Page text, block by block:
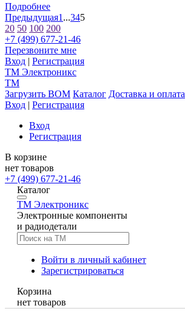
Подробнее
Предыдущая1 ...345
20 50 100 200
+7 (499) 677-21-46
Перезвоните мне
Вход | Регистрация
TM Электроникс
TM
Загрузить BOM Каталог Доставка и оплата
Вход | Регистрация
Вход
Регистрация
В корзине
нет товаров
+7 (499) 677-21-46
Каталог
TM Электроникс
Электронные компоненты
и радиодетали
Войти в личный кабинет
Зарегистрироваться
Корзина
нет товаров